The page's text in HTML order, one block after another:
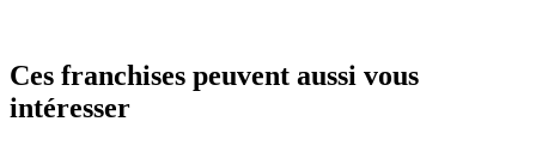
Ces franchises peuvent aussi vous
intéresser